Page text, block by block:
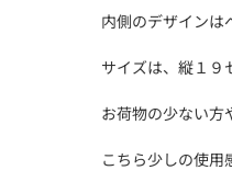
内側のデザイン
サイズは、縦１
お荷物の少ない方
こちら少しの使用